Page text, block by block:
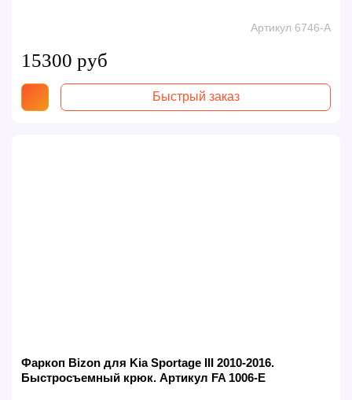
Артикул 6746-A
15300 руб
Быстрый заказ
Фаркоп Bizon для Kia Sportage III 2010-2016.
Быстросъемный крюк. Артикул FA 1006-E